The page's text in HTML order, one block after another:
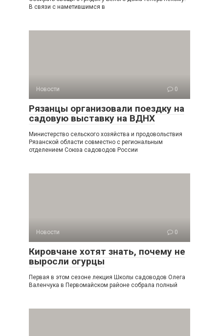
В связи с наметившимся в
Новости 0
Рязанцы организовали поездку на
садовую выставку на ВДНХ
Министерство сельского хозяйства и продовольствия
Рязанской области совместно с региональным
отделением Союза садоводов России
Новости 0
Кировчане хотят знать, почему не
выросли огурцы
Первая в этом сезоне лекция Школы садоводов Олега
Валенчука в Первомайском районе собрала полный